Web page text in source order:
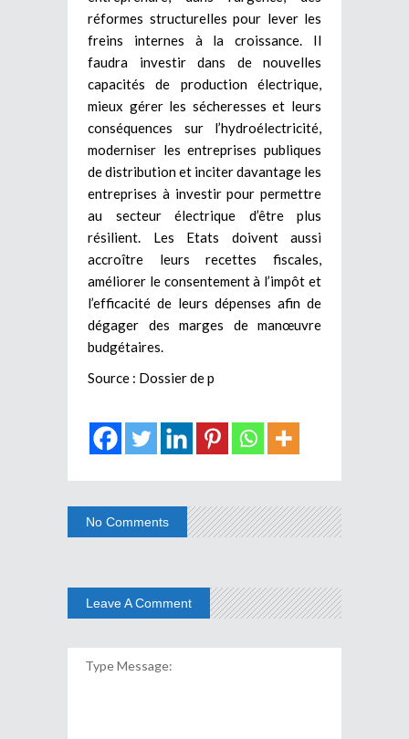
réformes structurelles pour lever les
freins internes à la croissance. Il
faudra investir dans de nouvelles
capacités de production électrique,
mieux gérer les sécheresses et leurs
conséquences sur l’hydroélectricité,
moderniser les entreprises publiques
de distribution et inciter davantage les
entreprises à investir pour permettre
au secteur électrique d’être plus
résilient. Les Etats doivent aussi
accroître leurs recettes fiscales,
améliorer le consentement à l’impôt et
l’efficacité de leurs dépenses afin de
dégager des marges de manœuvre
budgétaires.
Source : Dossier de p
No Comments
Leave A Comment